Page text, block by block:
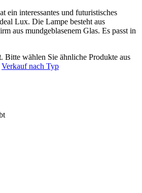
ein interessantes und futuristisches
Lux. Die Lampe besteht aus
aus mundgeblasenem Glas. Es passt in
. Bitte wählen Sie ähnliche Produkte aus
Verkauf nach Typ